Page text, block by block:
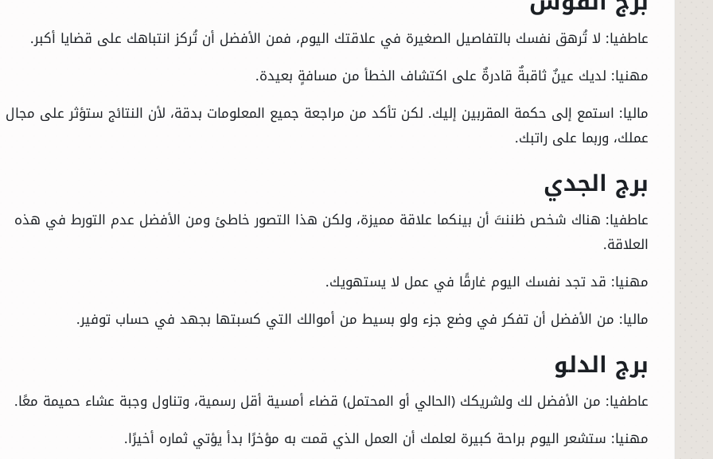
عاطفيا: لا تُرهق نفسك بالتفاصيل الصغيرة في علاقتك اليوم، فمن الأفضل أن تُركز انتباهك على قضايا أكبر.
مهنيا: لديك عينٌ ثاقبةٌ قادرةٌ على اكتشاف الخطأ من مسافةٍ بعيدة.
ماليا: استمع إلى حكمة المقربين إليك. لكن تأكد من مراجعة جميع المعلومات بدقة، لأن النتائج ستؤثر على مجال
عملك، وربما على راتبك.
برج الجدي
عاطفيا: هناك شخص ظننتَ أن بينكما علاقة مميزة، ولكن هذا التصور خاطئ ومن الأفضل عدم التورط في هذه
العلاقة.
مهنيا: قد تجد نفسك اليوم غارقًا في عمل لا يستهويك.
ماليا: من الأفضل أن تفكر في وضع جزء ولو بسيط من أموالك التي كسبتها بجهد في حساب توفير.
برج الدلو
عاطفيا: من الأفضل لك ولشريكك (الحالي أو المحتمل) قضاء أمسية أقل رسمية، وتناول وجبة عشاء حميمة معًا.
مهنيا: ستشعر اليوم براحة كبيرة لعلمك أن العمل الذي قمت به مؤخرًا بدأ يؤتي ثماره أخيرًا.